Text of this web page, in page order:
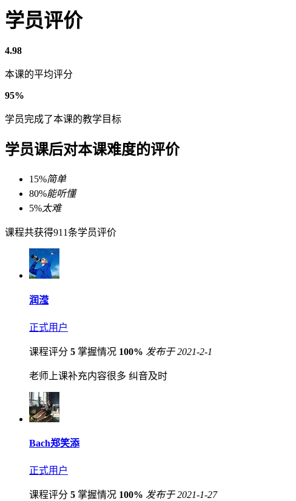
学员评价
4.98
本课的平均评分
95%
学员完成了本课的教学目标
学员课后对本课难度的评价
15%简单
80%能听懂
5%太难
课程共获得911条学员评价
润滢
正式用户
课程评分 5 掌握情况 100% 发布于 2021-2-1
老师上课补充内容很多 纠音及时
Bach郑笑添
正式用户
课程评分 5 掌握情况 100% 发布于 2021-1-27